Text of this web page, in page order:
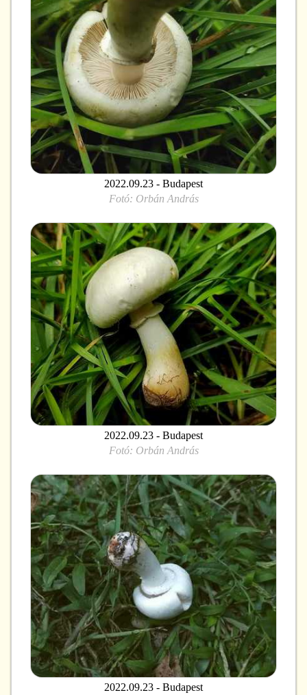
2022.09.23 - Budapest
Fotó: Orbán András
2022.09.23 - Budapest
Fotó: Orbán András
2022.09.23 - Budapest